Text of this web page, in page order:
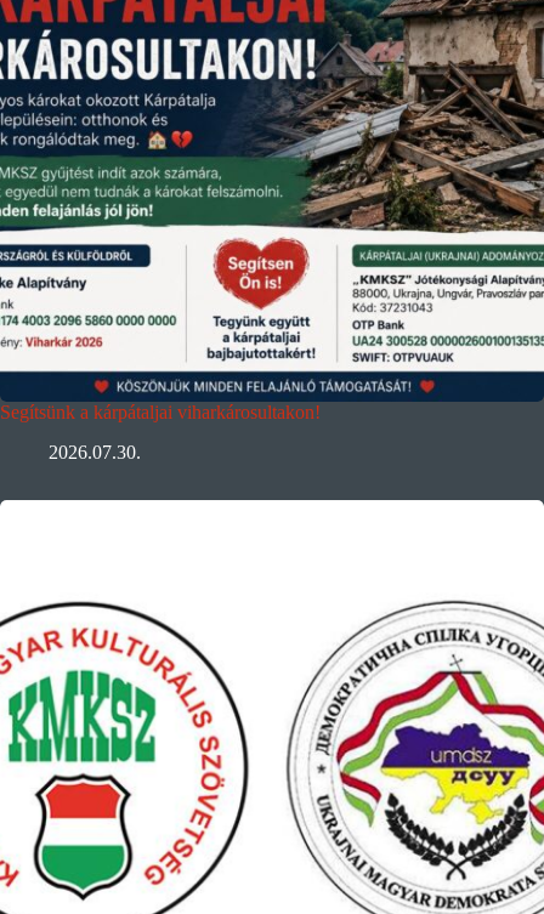
Segítsünk a kárpátaljai viharkárosultakon!
2026.07.30.